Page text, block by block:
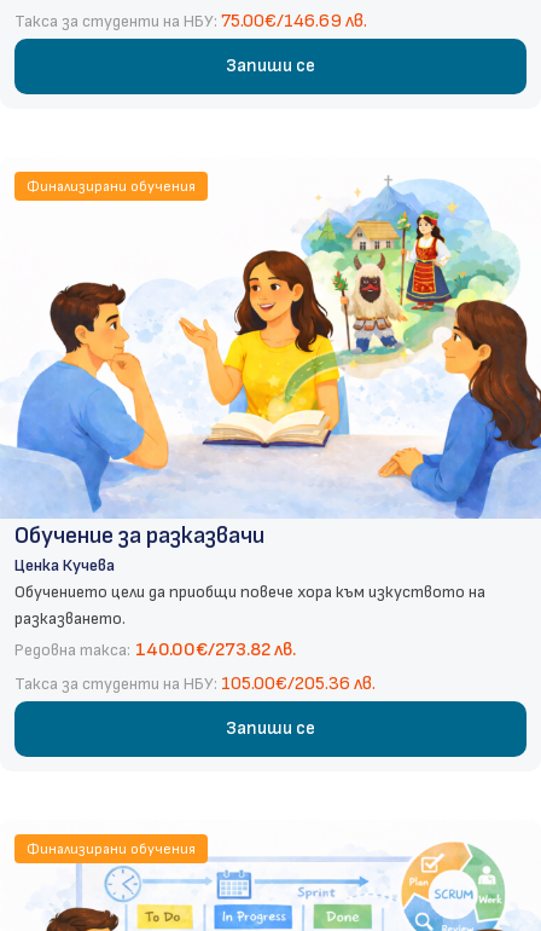
Такса за студенти на НБУ: 75.00€/146.69 лв.
Запиши се
Финализирани обучения
Обучение за разказвачи
Ценка Кучева
Обучението цели да приобщи повече хора към изкуството на
разказването.
Редовна такса: 140.00€/273.82 лв.
Такса за студенти на НБУ: 105.00€/205.36 лв.
Запиши се
Финализирани обучения